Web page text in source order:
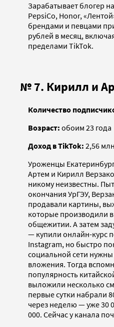
Зарабатывает блогер
PepsiCo, Honor,
брендами и певцами
рублей в месяц,
пределами TikTok.
№ 7. Кирилл и
Количество
Возраст: обоим 23 года
Доход в TikTok: 2,56
Уроженцы
Артем и Кирилл
никому неизвестны.
окончания УрГЭУ,
продавали картины,
которые производили
общежитии. А затем
— купили онлайн-курс
Instagram, но быстро
социальной сети
вложения. Тогда
популярность
выложили несколько
первые сутки набрали
через неделю — уже 30
000. Сейчас у канала